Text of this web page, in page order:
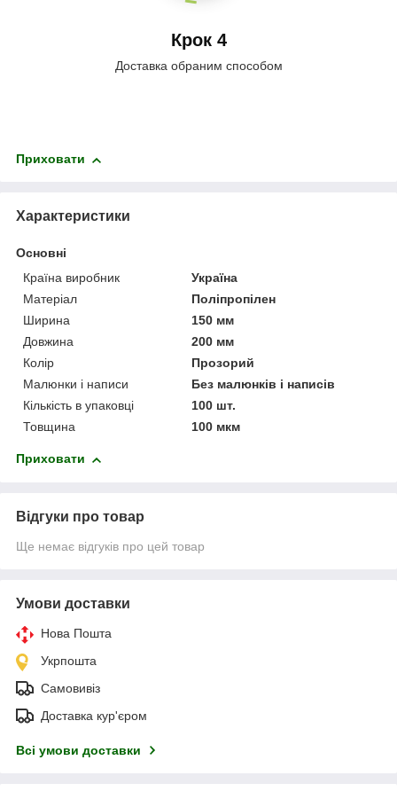
Крок 4
Доставка обраним способом
Приховати
Характеристики
Основні
Країна виробник
Україна
Матеріал
Поліпропілен
Ширина
150 мм
Довжина
200 мм
Колір
Прозорий
Малюнки і написи
Без малюнків і написів
Кількість в упаковці
100 шт.
Товщина
100 мкм
Приховати
Відгуки про товар
Ще немає відгуків про цей товар
Умови доставки
Нова Пошта
Укрпошта
Самовивіз
Доставка кур'єром
Всі умови доставки